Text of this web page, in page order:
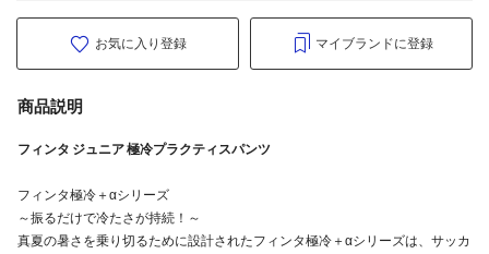
お気に入り登録 マイブランドに登録
商品説明
フィンタ ジュニア 極冷プラクティスパンツ
フィンタ極冷＋αシリーズ
～振るだけで冷たさが持続！～
真夏の暑さを乗り切るために設計されたフィンタ極冷＋αシリーズは、サッカ